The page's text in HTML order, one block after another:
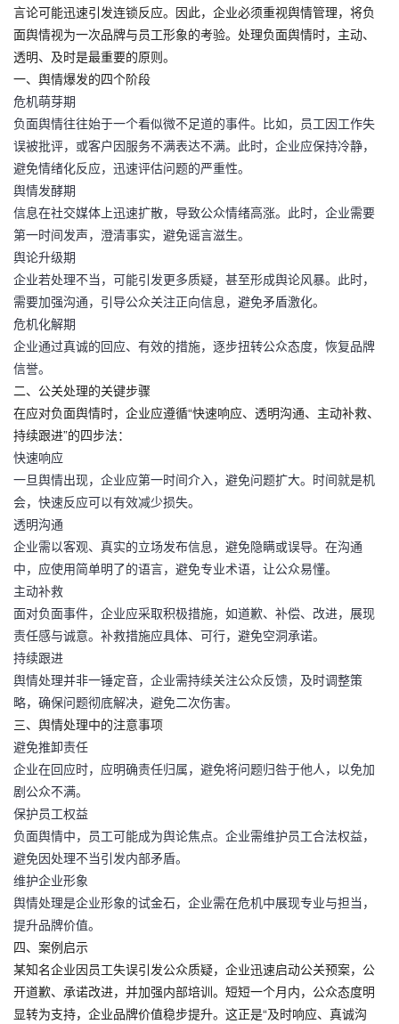
言论可能迅速引发连锁反应。因此，企业必须重视舆情管理，将负
面舆情视为一次品牌与员工形象的考验。处理负面舆情时， 主动、
透明、及时是最重要的原则。
一、舆情爆发的四个阶段
危机萌芽期
负面舆情往往始于一个看似微不足道的事件。比如，员工因工作失
误被批评，或客户因服务不满表达不满。此时，企业应保持冷静，
避免情绪化反应，迅速评估问题的严重性。
舆情发酵期
信息在社交媒体上迅速扩散，导致公众情绪高涨。此时，企业需要
第一时间发声，澄清事实，避免谣言滋生。
舆论升级期
企业若处理不当，可能引发更多质疑，甚至形成舆论风暴。此时，
需要加强沟通，引导公众关注正向信息，避免矛盾激化。
危机化解期
企业通过真诚的回应、有效的措施，逐步扭转公众态度，恢复品牌
信誉。
二、公关处理的关键步骤
在应对负面舆情时，企业应遵循“快速响应、透明沟通、主动补救、
持续跟进”的四步法：
快速响应
一旦舆情出现，企业应第一时间介入，避免问题扩大。时间就是机
会，快速反应可以有效减少损失。
透明沟通
企业需以客观、真实的立场发布信息，避免隐瞒或误导。在沟通
中，应使用简单明了的语言，避免专业术语，让公众易懂。
主动补救
面对负面事件，企业应采取积极措施，如道歉、补偿、改进，展现
责任感与诚意。补救措施应具体、可行，避免空洞承诺。
持续跟进
舆情处理并非一锤定音，企业需持续关注公众反馈，及时调整策
略，确保问题彻底解决，避免二次伤害。
三、舆情处理中的注意事项
避免推卸责任
企业在回应时，应明确责任归属，避免将问题归咎于他人，以免加
剧公众不满。
保护员工权益
负面舆情中，员工可能成为舆论焦点。企业需维护员工合法权益，
避免因处理不当引发内部矛盾。
维护企业形象
舆情处理是企业形象的试金石，企业需在危机中展现专业与担当，
提升品牌价值。
四、案例启示
某知名企业因员工失误引发公众质疑，企业迅速启动公关预案，公
开道歉、承诺改进，并加强内部培训。短短一个月内，公众态度明
显转为支持，企业品牌价值稳步提升。这正是“及时响应、真诚沟